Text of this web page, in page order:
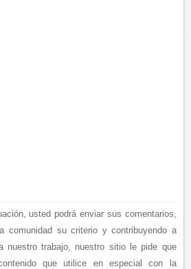
usted podrá enviar sus comentarios,
comunidad su criterio y contribuyendo a
nuestro trabajo, nuestro sitio le pide que
que utilice en especial con la